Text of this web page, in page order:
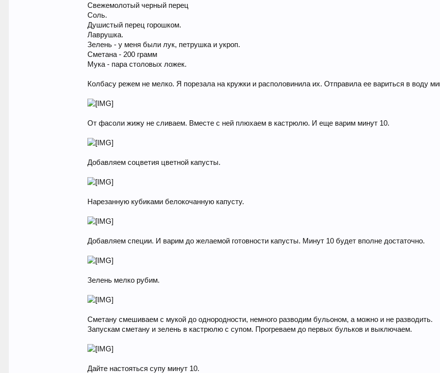
Свежемолотый черный перец
Соль.
Душистый перец горошком.
Лаврушка.
Зелень - у меня были лук, петрушка и укроп.
Сметана - 200 грамм
Мука - пара столовых ложек.
Колбасу режем не мелко. Я порезала на кружки и располовинила их. Отправила ее вариться в воду
От фасоли жижу не сливаем. Вместе с ней плюхаем в кастрюлю. И еще варим минут 10.
Добавляем соцветия цветной капусты.
Нарезанную кубиками белокочанную капусту.
Добавляем специи. И варим до желаемой готовности капусты. Минут 10 будет вполне достаточно.
Зелень мелко рубим.
Сметану смешиваем с мукой до однородности, немного разводим бульоном, а можно и не разводить.
Запускам сметану и зелень в кастрюлю с супом. Прогреваем до первых бульков и выключаем.
Дайте настояться супу минут 10.